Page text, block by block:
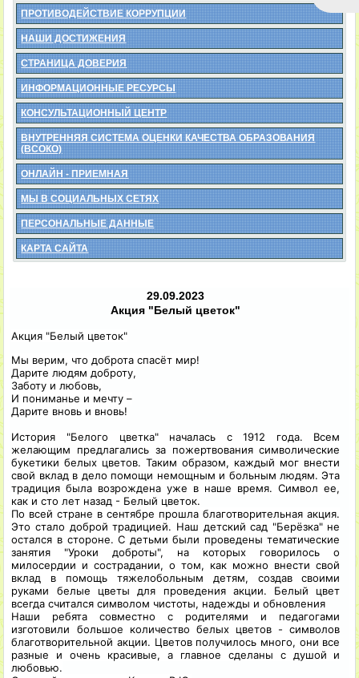
ПРОТИВОДЕЙСТВИЕ КОРРУПЦИИ
НАШИ ДОСТИЖЕНИЯ
СТРАНИЦА ДОВЕРИЯ
ИНФОРМАЦИОННЫЕ РЕСУРСЫ
КОНСУЛЬТАЦИОННЫЙ ЦЕНТР
ВНУТРЕННЯЯ СИСТЕМА ОЦЕНКИ КАЧЕСТВА ОБРАЗОВАНИЯ
(ВСОКО)
ОНЛАЙН - ПРИЕМНАЯ
МЫ В СОЦИАЛЬНЫХ СЕТЯХ
ПЕРСОНАЛЬНЫЕ ДАННЫЕ
КАРТА САЙТА
29.09.2023
Акция "Белый цветок"
Акция "Белый цветок"
Мы верим, что доброта спасёт мир!
Дарите людям доброту,
Заботу и любовь,
И пониманье и мечту –
Дарите вновь и вновь!
История "Белого цветка" началась с 1912 года. Всем
желающим предлагались за пожертвования символические
букетики белых цветов. Таким образом, каждый мог внести
свой вклад в дело помощи немощным и больным людям. Эта
традиция была возрождена уже в наше время. Символ ее,
как и сто лет назад - Белый цветок.
По всей стране в сентябре прошла благотворительная акция.
Это стало доброй традицией. Наш детский сад "Берёзка" не
остался в стороне. С детьми были проведены тематические
занятия "Уроки доброты", на которых говорилось о
милосердии и сострадании, о том, как можно внести свой
вклад в помощь тяжелобольным детям, создав своими
руками белые цветы для проведения акции. Белый цвет
всегда считался символом чистоты, надежды и обновления
Наши ребята совместно с родителями и педагогами
изготовили большое количество белых цветов - символов
благотворительной акции. Цветов получилось много, они все
разные и очень красивые, а главное сделаны с душой и
любовью.